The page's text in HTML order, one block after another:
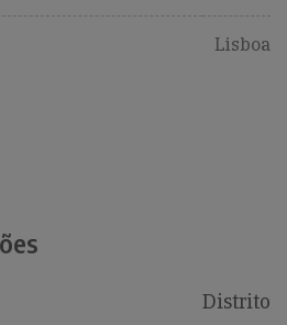
Lisboa
Distrito